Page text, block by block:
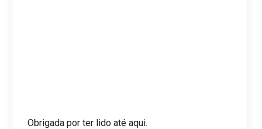
Obrigada por ter lido até aqui.